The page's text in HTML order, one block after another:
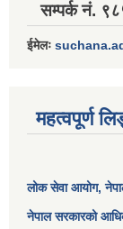
सम्पर्क नं.
ईमेलः
महत्वपूर्ण
लोक सेवा आयोग,
नेपाल सरकारको